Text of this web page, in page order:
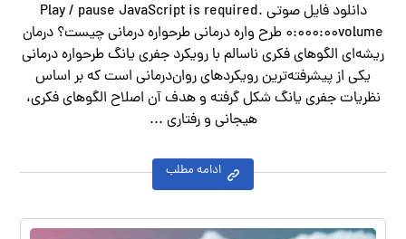
دانلود فایل صوتی Play / pause JavaScript is required.
۰:۰۰۰:۰۰volume طرح واره درمانی طرحواره درمانی چیست؟ درمان
ریشه‌ای الگوهای فکری ناسالم با رویکرد جفری یانگ طرحواره درمانی
یکی از پیشرفته‌ترین رویکردهای روان‌درمانی است که بر اساس
نظریات جفری یانگ شکل گرفته و هدف آن اصلاح الگوهای فکری،
هیجانی و رفتاری ...
ادامه مطلب